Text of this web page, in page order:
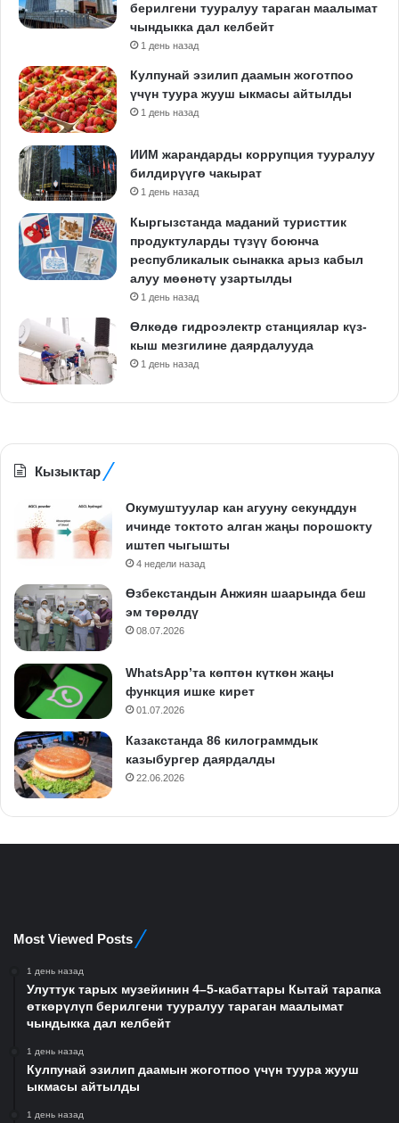
берилгени тууралуу тараган маалымат
чындыкка дал келбейт
1 день назад
Кулпунай эзилип даамын жоготпоо
үчүн туура жууш ыкмасы айтылды
1 день назад
ИИМ жарандарды коррупция тууралуу
билдирүүгө чакырат
1 день назад
Кыргызстанда маданий туристтик
продуктуларды түзүү боюнча
республикалык сынакка арыз кабыл
алуу мөөнөтү узартылды
1 день назад
Өлкөдө гидроэлектр станциялар күз-
кыш мезгилине даярдалууда
1 день назад
Кызыктар
Окумуштуулар кан агууну секунддун
ичинде токтото алган жаңы порошокту
иштеп чыгышты
4 недели назад
Өзбекстандын Анжиян шаарында беш
эм төрөлдү
08.07.2026
WhatsApp’та көптөн күткөн жаңы
функция ишке кирет
01.07.2026
Казакстанда 86 килограммдык
казыбургер даярдалды
22.06.2026
Most Viewed Posts
1 день назад
Улуттук тарых музейинин 4–5-кабаттары Кытай тарапка
өткөрүлүп берилгени тууралуу тараган маалымат
чындыкка дал келбейт
1 день назад
Кулпунай эзилип даамын жоготпоо үчүн туура жууш
ыкмасы айтылды
1 день назад